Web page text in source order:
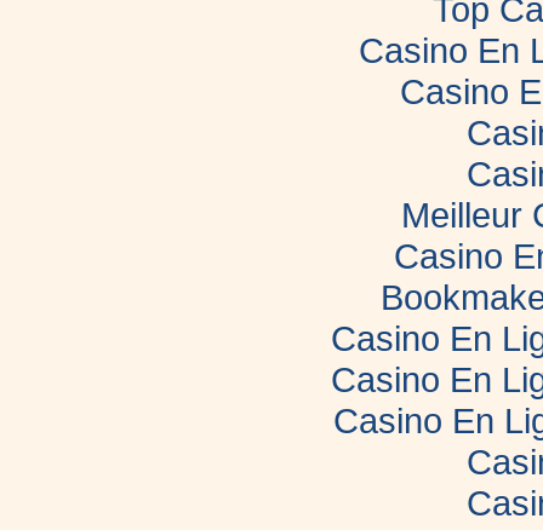
Top
Casino En
Casino
Meilleur
Casino
Casino En
Casino En
Casino En